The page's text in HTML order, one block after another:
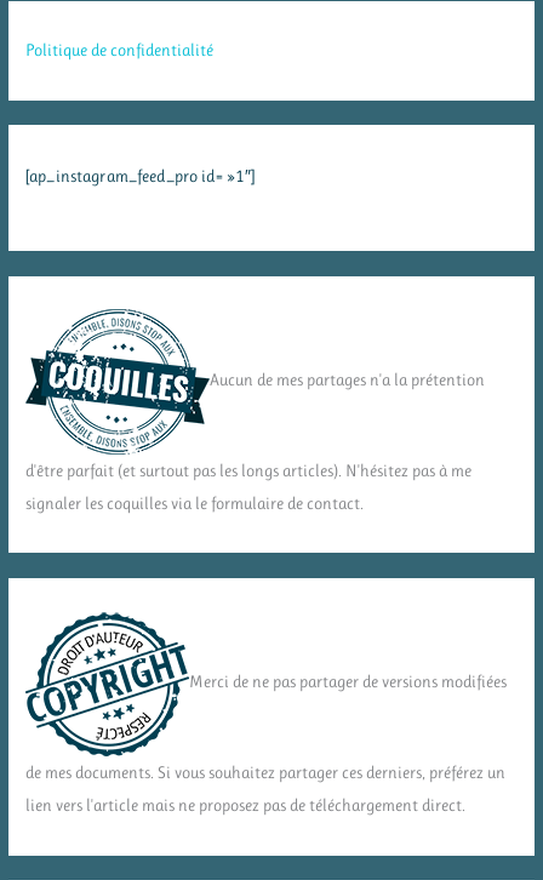
Politique de confidentialité
[ap_instagram_feed_pro id= »1″]
Aucun de mes partages n'a la prétention
d'être parfait (et surtout pas les longs articles). N'hésitez pas à me
signaler les coquilles via le formulaire de contact.
Merci de ne pas partager de versions modifiées
de mes documents. Si vous souhaitez partager ces derniers, préférez un
lien vers l'article mais ne proposez pas de téléchargement direct.